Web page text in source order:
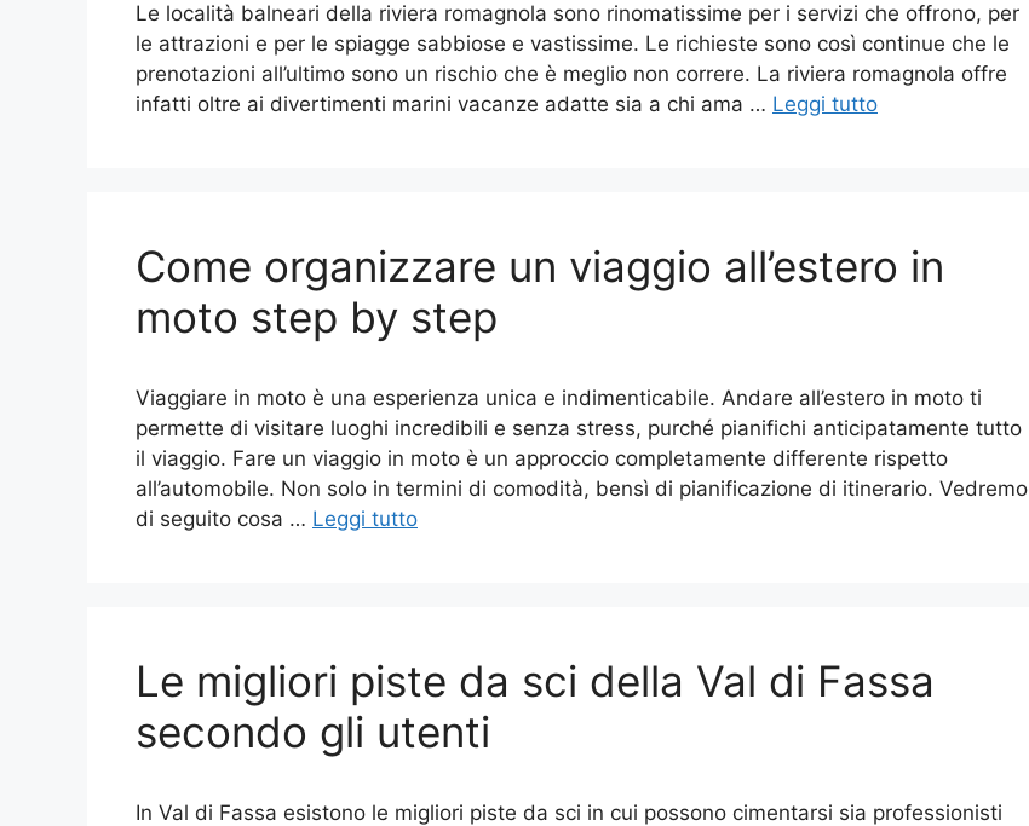
Le località balneari della riviera romagnola sono rinomatissime per i servizi che offrono, per
le attrazioni e per le spiagge sabbiose e vastissime. Le richieste sono così continue che le
prenotazioni all’ultimo sono un rischio che è meglio non correre. La riviera romagnola offre
infatti oltre ai divertimenti marini vacanze adatte sia a chi ama … Leggi tutto
Come organizzare un viaggio all’estero in
moto step by step
Viaggiare in moto è una esperienza unica e indimenticabile. Andare all’estero in moto ti
permette di visitare luoghi incredibili e senza stress, purché pianifichi anticipatamente tutto
il viaggio. Fare un viaggio in moto è un approccio completamente differente rispetto
all’automobile. Non solo in termini di comodità, bensì di pianificazione di itinerario. Vedremo
di seguito cosa … Leggi tutto
Le migliori piste da sci della Val di Fassa
secondo gli utenti
In Val di Fassa esistono le migliori piste da sci in cui possono cimentarsi sia professionisti